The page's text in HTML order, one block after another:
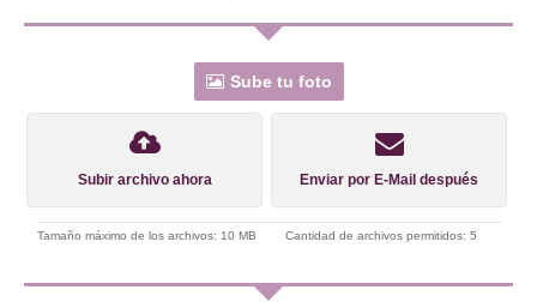
Sube tu foto
Subir archivo ahora Enviar por E-Mail después
Tamaño máximo de los archivos: 10 MB Cantidad de archivos permitidos: 5